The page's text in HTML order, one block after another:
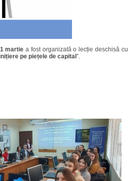
martie a fost organizată o lecție deschisă cu
pe piețele de capital ”.